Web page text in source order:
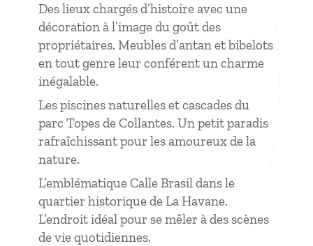
Des lieux chargés d’histoire avec une
décoration à l’image du goût des
propriétaires. Meubles d’antan et bibelots
en tout genre leur conférent un charme
inégalable.
Les piscines naturelles et cascades du
parc Topes de Collantes. Un petit paradis
rafraîchissant pour les amoureux de la
nature.
L’emblématique Calle Brasil dans le
quartier historique de La Havane.
L’endroit idéal pour se mêler à des scènes
de vie quotidiennes.